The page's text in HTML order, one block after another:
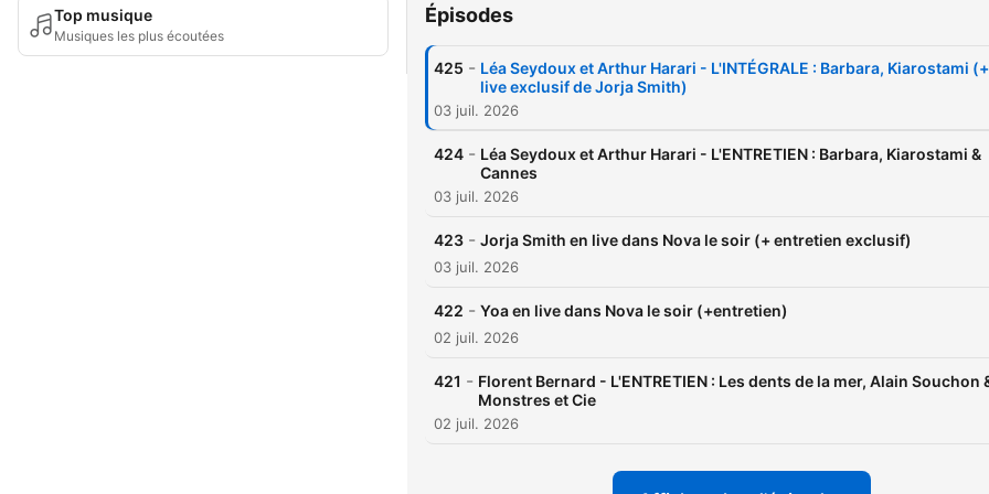
Top musique
Musiques les plus écoutées
Épisodes
425 - Léa Seydoux et Arthur Harari - L'INTÉGRALE : Barbara, Kiarostami (+
live exclusif de Jorja Smith)
03 juil. 2026
424 - Léa Seydoux et Arthur Harari - L'ENTRETIEN : Barbara, Kiarostami &
Cannes
03 juil. 2026
423 - Jorja Smith en live dans Nova le soir (+ entretien exclusif)
03 juil. 2026
422 - Yoa en live dans Nova le soir (+entretien)
02 juil. 2026
421 - Florent Bernard - L'ENTRETIEN : Les dents de la mer, Alain Souchon
Monstres et Cie
02 juil. 2026